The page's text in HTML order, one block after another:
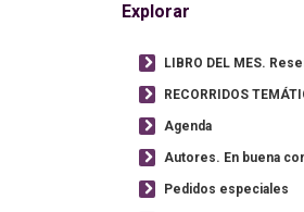
Explorar
LIBRO DEL MES.
RECORRIDOS
Agenda
Autores. En buena
Pedidos especiales